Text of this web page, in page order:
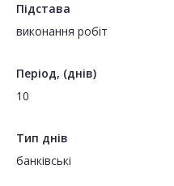
Підстава
виконання робіт
Період, (днів)
10
Тип днів
банківські